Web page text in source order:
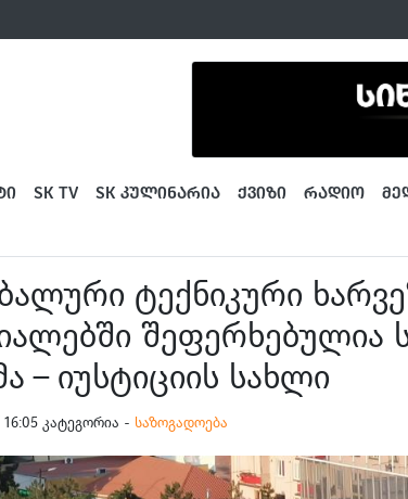
SK TV SK ᲙᲣᲚᲘᲜᲐᲠᲘᲐ ᲥᲕᲘᲖᲘ ᲠᲐᲓᲘᲝ
ტექნიკური
შეფერხებულია
– იუსტიციის სახლი
16:05 კატეგორია - საზოგადოება